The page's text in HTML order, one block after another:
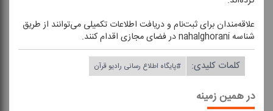
علاقه‌مندان برای ثبت‌نام و دریافت اطلاعات تكمیلی می‌توانند از طریق
شناسه nahalghorani در فضای مجازی اقدام كنند.
کلمات کلیدی:
#پایگاه اطلاع رسانی رادیو قرآن
در همین زمینه